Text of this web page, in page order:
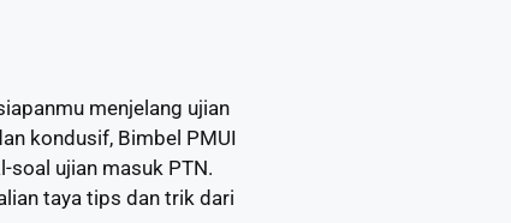
menjelang ujian
kondusif, Bimbel PMUI
soal ujian masuk PTN.
taya tips dan trik dari